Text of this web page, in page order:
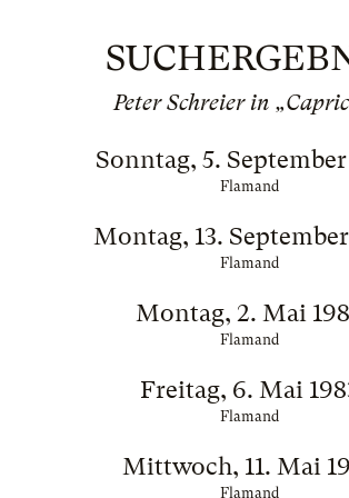
Peter Schreier in
Sonntag, 5. September
Flamand
Montag, 13.
Flamand
Montag, 2. Mai
Flamand
Freitag, 6. Mai
Flamand
Mittwoch, 11. Mai
Flamand